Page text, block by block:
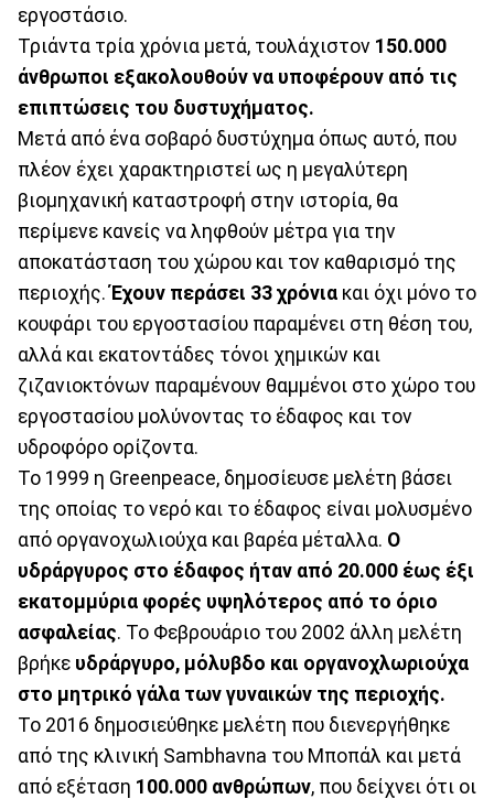
εργοστάσιο.
Τριάντα τρία χρόνια μετά, τουλάχιστον 150.000
άνθρωποι εξακολουθούν να υποφέρουν από τις
επιπτώσεις του δυστυχήματος.
Μετά από ένα σοβαρό δυστύχημα όπως αυτό, που
πλέον έχει χαρακτηριστεί ως η μεγαλύτερη
βιομηχανική καταστροφή στην ιστορία, θα
περίμενε κανείς να ληφθούν μέτρα για την
αποκατάσταση του χώρου και τον καθαρισμό της
περιοχής.Έχουν περάσει 33 χρόνια και όχι μόνο το
κουφάρι του εργοστασίου παραμένει στη θέση του,
αλλά και εκατοντάδες τόνοι χημικών και
ζιζανιοκτόνων παραμένουν θαμμένοι στο χώρο του
εργοστασίου μολύνοντας το έδαφος και τον
υδροφόρο ορίζοντα.
Το 1999 η Greenpeace, δημοσίευσε μελέτη βάσει
της οποίας το νερό και το έδαφος είναι μολυσμένο
από οργανοχωλιούχα και βαρέα μέταλλα. Ο
υδράργυρος στο έδαφος ήταν από 20.000 έως έξι
εκατομμύρια φορές υψηλότερος από το όριο
ασφαλείας. Το Φεβρουάριο του 2002 άλλη μελέτη
βρήκε υδράργυρο, μόλυβδο και οργανοχλωριούχα
στο μητρικό γάλα των γυναικών της περιοχής.
Το 2016 δημοσιεύθηκε μελέτη που διενεργήθηκε
από της κλινική Sambhavna του Μποπάλ και μετά
από εξέταση 100.000 ανθρώπων, που δείχνει ότι οι